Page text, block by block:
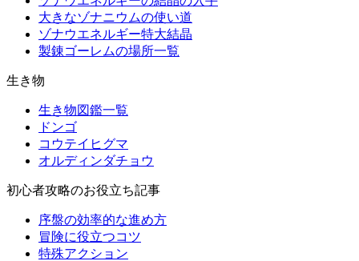
大きなゾナニウムの使い道
ゾナウエネルギー特大結晶
製錬ゴーレムの場所一覧
生き物
生き物図鑑一覧
ドンゴ
コウテイヒグマ
オルディンダチョウ
初心者攻略のお役立ち記事
序盤の効率的な進め方
冒険に役立つコツ
特殊アクション